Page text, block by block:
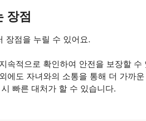
장점
장점을 누릴 수 있어요.
속적으로 확인하여 안전을 보장할 수
에도 자녀와의 소통을 통해 더 가까
빠른 대처가 할 수 있습니다.